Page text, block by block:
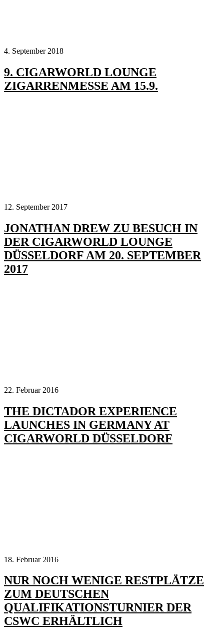
4. September 2018
9. CIGARWORLD LOUNGE
ZIGARRENMESSE AM 15.9.
12. September 2017
JONATHAN DREW ZU BESUCH IN
DER CIGARWORLD LOUNGE
DÜSSELDORF AM 20. SEPTEMBER
2017
22. Februar 2016
THE DICTADOR EXPERIENCE
LAUNCHES IN GERMANY AT
CIGARWORLD DÜSSELDORF
18. Februar 2016
NUR NOCH WENIGE RESTPLÄTZE
ZUM DEUTSCHEN
QUALIFIKATIONSTURNIER DER
CSWC ERHÄLTLICH